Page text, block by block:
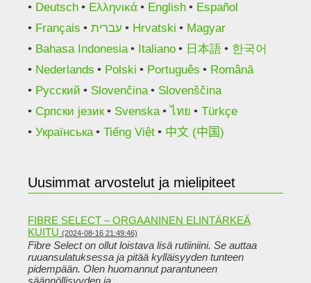
Deutsch
Ελληνικά English
Español
Français
עברית Hrvatski
Magyar
Bahasa Indonesia
Italiano 日本語
한국어
Nederlands
Polski Português
Română
Русский
Slovenčina
Slovenščina
Српски језик
Svenska ไทย
Türkçe
Українська
Tiếng Việt 中文 (中国)
Uusimmat arvostelut ja mielipiteet
FIBRE SELECT – ORGAANINEN ELINTÄRKEÄ
KUITU (2024-08-16 21:49:46)
Fibre Select on ollut loistava lisä rutiiniini. Se auttaa
ruuansulatuksessa ja pitää kylläisyyden tunteen
pidempään. Olen huomannut parantuneen
säännöllisyyden ja…